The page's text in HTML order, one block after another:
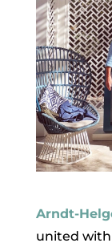
Arndt-
united with